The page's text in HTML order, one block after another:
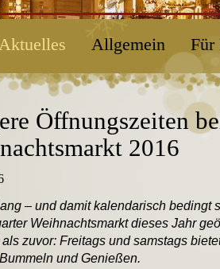
Allgemein Für
Öffnungszeiten
2016
– und damit kalendarisch bedingt
Weihnachtsmarkt dieses Jahr
zuvor: Freitags und samstags
und Genießen.